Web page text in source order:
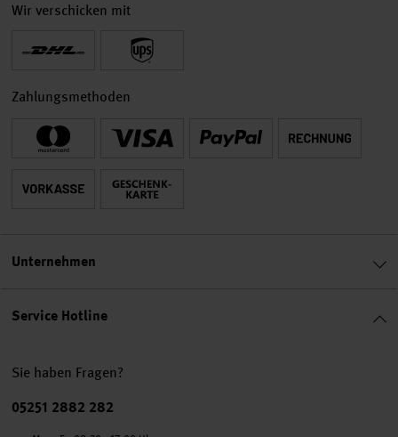
Service Hotline
Sie haben Fragen?
Telefonnummer
05251 2882 282
Wir verschicken mit
Zahlungsmethoden
Unternehmen